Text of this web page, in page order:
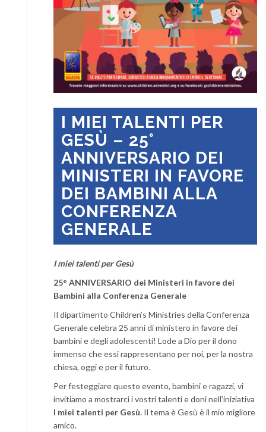
I MIEI TALENTI PER
GESÙ – 25°
ANNIVERSARIO DEI
MINISTERI IN FAVORE
DEI BAMBINI ALLA
CONFERENZA
GENERALE
I miei talenti per Gesù
25° ANNIVERSARIO dei Ministeri in favore dei
Bambini alla Conferenza Generale
Il dipartimento Children’s Ministries della Conferenza
Generale celebra 25 anni di ministero in favore dei
bambini e degli adolescenti! Lode a Dio per il dono
immenso che essi rappresentano per noi, per la nostra
chiesa, oggi e per il futuro.
Per festeggiare questo evento, bambini e ragazzi, vi
invitiamo a mostrarci i vostri talenti e doni nell’iniziativa
I miei talenti per Gesù. Il tema è Gesù è il mio migliore
amico.